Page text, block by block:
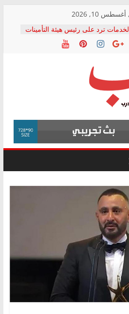
10, 2026
ترد على رئيس هيئة التأمينات
الصحفي: إنكار الأزمة لا ينهي
أصحاب المعاشات.. ونطالب بكشف
سليمان يكتب: القطاع الصحي إلى
الشعبي يطلق لجنة “الحق
بالإسكندرية لرصد الانتهاكات
المرضى
لمدينة الصحفيين.. وانتهاء أعمال
المبنى الإداري
القومي لحقوق الإنسان يعلن
قضية الدكتور محمد زهران.. ويؤكد:
البراءة وضمانات المحاكمة العادلة